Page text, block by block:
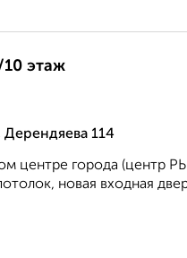
10 этаж
114
центре города (центр
новая входная